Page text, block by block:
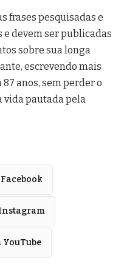
frases pesquisadas e
devem ser publicadas
sobre sua longa
escrevendo mais
anos, sem perder o
vida pautada pela
YouTube